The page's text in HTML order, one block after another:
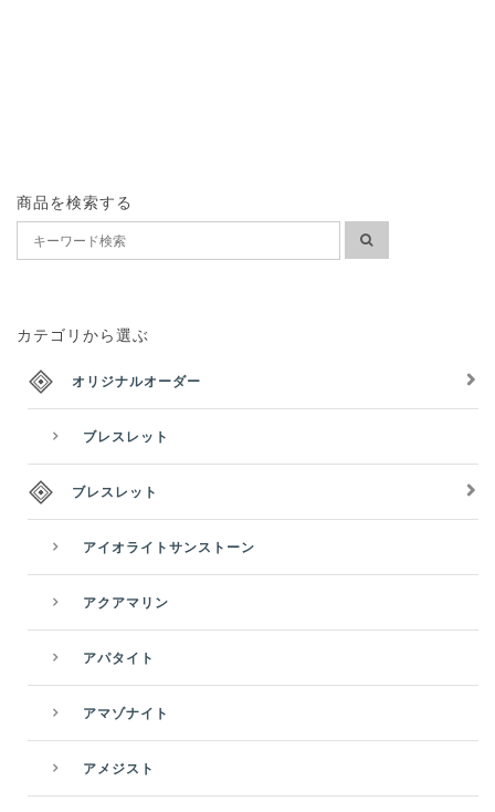
商品を検索する
カテゴリから選ぶ
オリジナルオーダー
ブレスレット
ブレスレット
アイオライトサンストーン
アクアマリン
アパタイト
アマゾナイト
アメジスト